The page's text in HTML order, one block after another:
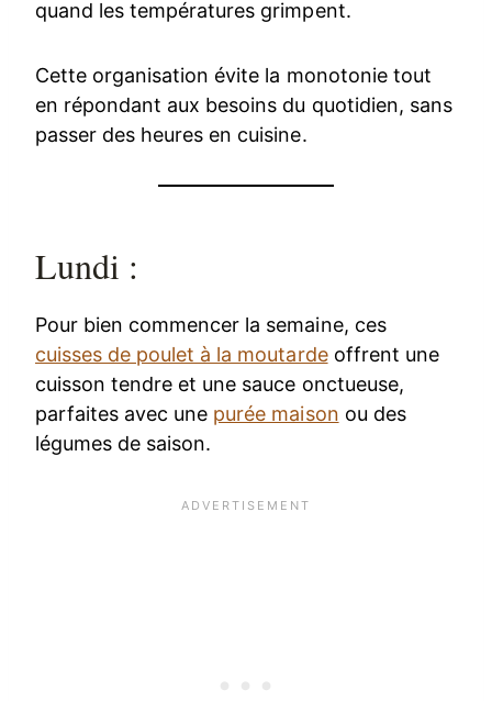
quand les températures grimpent.
Cette organisation évite la monotonie tout
en répondant aux besoins du quotidien, sans
passer des heures en cuisine.
Lundi :
Pour bien commencer la semaine, ces
cuisses de poulet à la moutardeoffrent une
cuisson tendre et une sauce onctueuse,
parfaites avec une purée maison ou des
légumes de saison.